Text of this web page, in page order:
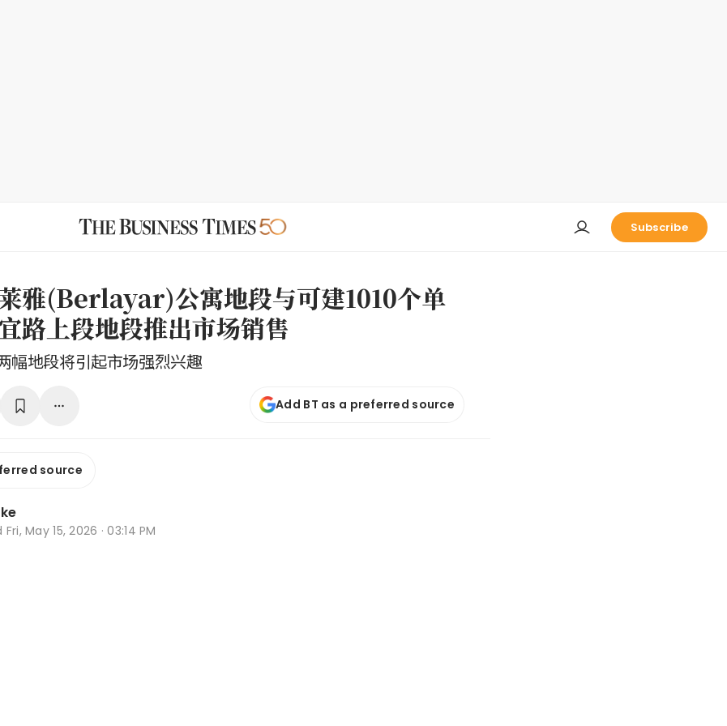
Subscribe
雅(Berlayar)公寓地段与可建1010个单
路上段地段推出市场销售
幅地段将引起市场强烈兴趣
Add BT as a preferred source
source
Fri, May 15, 2026 · 03:14 PM